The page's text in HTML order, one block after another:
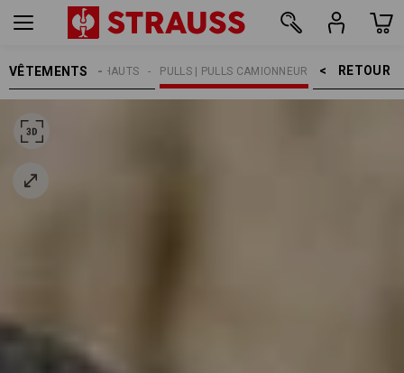
VÊTEMENTS RETOUR    >
PULLS | PULLS CAMIONNEUR
HAUTS
HOMMES